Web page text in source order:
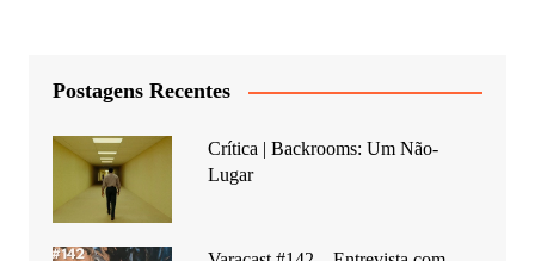
Postagens Recentes
Crítica | Backrooms: Um Não-
Lugar